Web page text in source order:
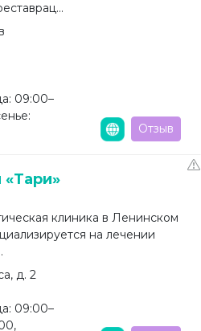
09:00–
Отзыв
«Тари»
клиника в Ленинском
на лечении
д. 2
09:00–